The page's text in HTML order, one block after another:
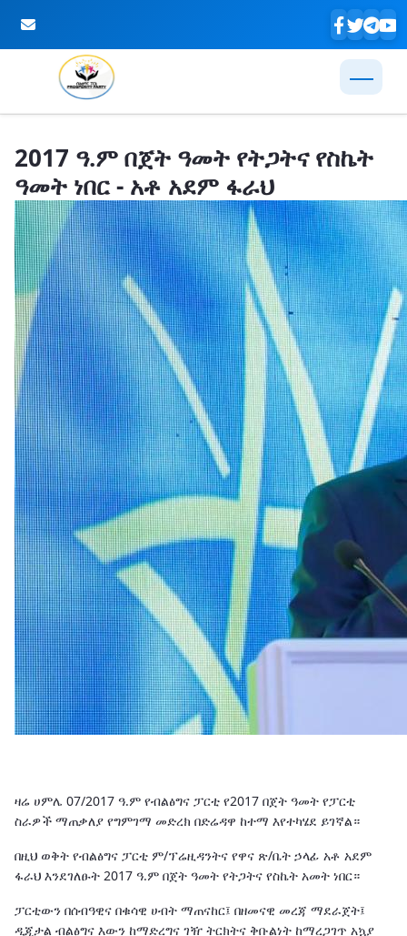
2017 ዓ.ም በጀት ዓመት የትጋትና የስኬት
ዓመት ነበር - አቶ አደም ፋራህ
ዛሬ ሀምሌ 07/2017 ዓ.ም የብልፅግና ፓርቲ የ2017 በጀት ዓመት የፓርቲ
ስራዎች ማጠቃለያ የግምገማ መድረክ በድሬዳዋ ከተማ እየተካሄደ ይገኛል።
በዚህ ወቅት የብልፅግና ፓርቲ ም/ፕሬዚዳንትና የዋና ጽ/ቤት ኃላፊ አቶ አደም
ፋራህ እንደገለፁት 2017 ዓ.ም በጀት ዓመት የትጋትና የስኬት አመት ነበር።
ፓርቲውን በሰብዓዊና በቁሳዊ ሀብት ማጠናከር፤ በዘመናዊ መረጃ ማደራጀት፤
ዲጂታል ብልፅግና እውን ከማድረግና ገዥ ትርክትና ቅቡልነት ከማረጋገጥ አኳያ